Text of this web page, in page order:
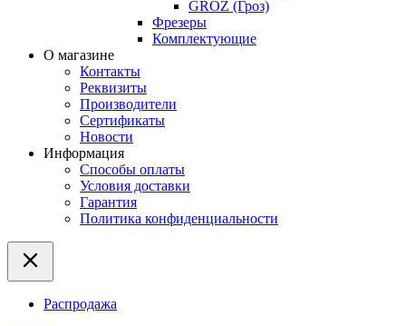
GROZ (Гроз)
Фрезеры
Комплектующие
О магазине
Контакты
Реквизиты
Производители
Сертификаты
Новости
Информация
Способы оплаты
Условия доставки
Гарантия
Политика конфиденциальности
Распродажа